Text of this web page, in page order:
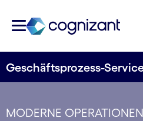
Geschäftsprozess-
MODERNE